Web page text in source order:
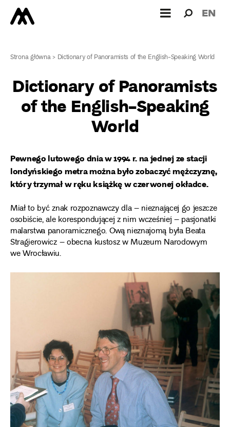
dla: EN
Strona główna> Dictionary of Panoramists of the English-Speaking World
Dictionary of Panoramists
of the English-Speaking
World
Pewnego lutowego dnia w 1994 r. na jednej ze stacji
londyńskiego metra można było zobaczyć mężczyznę,
który trzymał w ręku książkę w czerwonej okładce.
Miał to być znak rozpoznawczy dla – nieznającej go jeszcze
osobiście, ale korespondującej z nim wcześniej – pasjonatki
malarstwa panoramicznego. Ową nieznajomą była Beata
Stragierowicz – obecna kustosz w Muzeum Narodowym
we Wrocławiu.